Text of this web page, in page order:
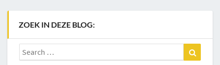
ZOEK IN DEZE BLOG:
Search
for: